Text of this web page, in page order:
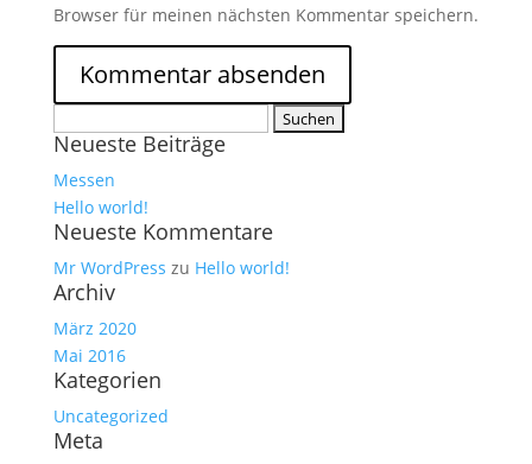
Browser für meinen nächsten Kommentar speichern.
nach:
Neueste Beiträge
Messen
Hello world!
Neueste Kommentare
Mr WordPress zu Hello world!
Archiv
März 2020
Mai 2016
Kategorien
Uncategorized
Meta